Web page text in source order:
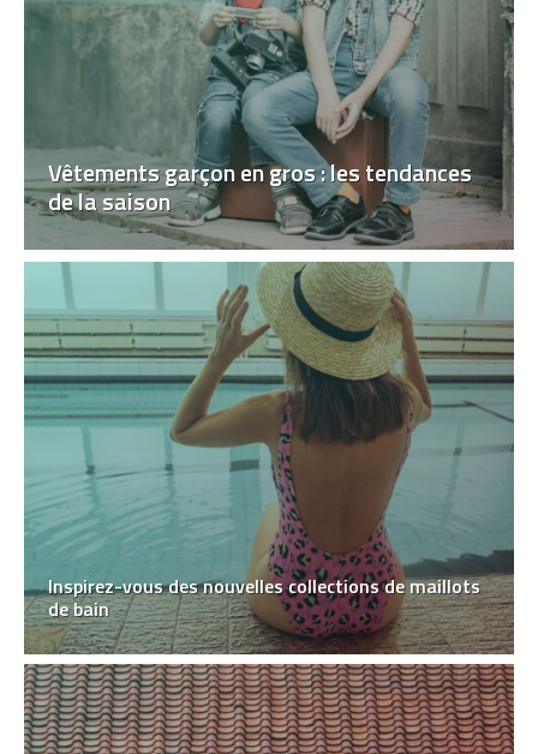
Vêtements garçon en gros : les tendances
de la saison
Inspirez-vous des nouvelles collections de maillots
de bain